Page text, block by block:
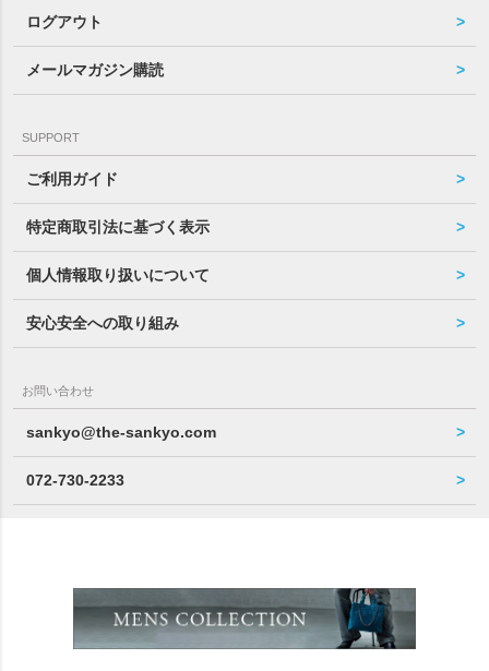
ログアウト
メールマガジン購読
SUPPORT
ご利用ガイド
特定商取引法に基づく表示
個人情報取り扱いについて
安心安全への取り組み
お問い合わせ
sankyo@the-sankyo.com
072-730-2233